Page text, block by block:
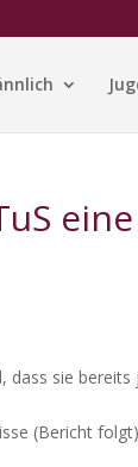
dass sie
(Bericht folgt)